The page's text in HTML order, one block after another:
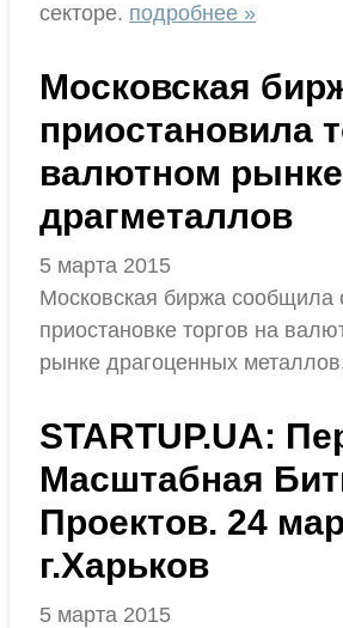
секторе. подробнее »
Московская
приостановила
валютном
драгметаллов
5 марта 2015
Московская биржа сообщила
приостановке торгов на
рынке драгоценных
STARTUP.UA:
Масштабная
Проектов. 24
г.Харьков
5 марта 2015